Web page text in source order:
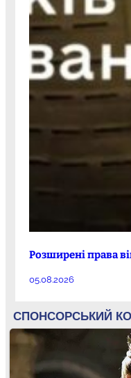
Розширені права
05.08.2026